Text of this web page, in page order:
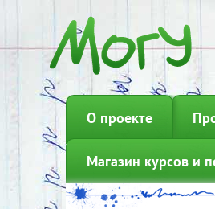
О проекте
Магазин курсов и